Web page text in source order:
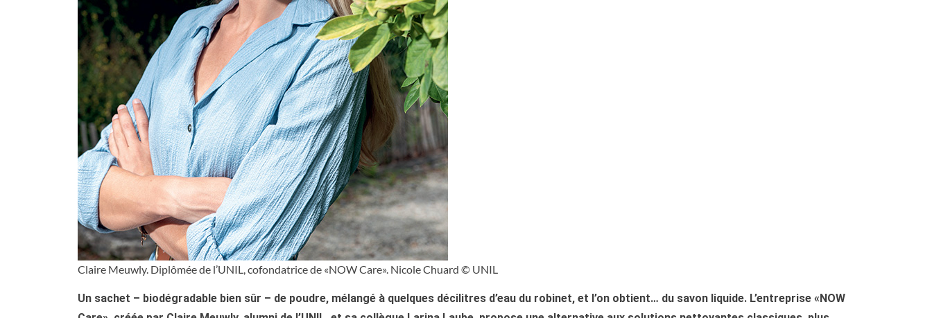
Claire Meuwly. Diplômée de l’UNIL, cofondatrice de «NOW Care». Nicole Chuard © UNIL
Un sachet – biodégradable bien sûr – de poudre, mélangé à quelques décilitres d’eau du robinet, et l’on obtient… du savon liquide. L’entreprise «NOW